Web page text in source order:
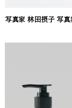
写真家 林田摂子 写